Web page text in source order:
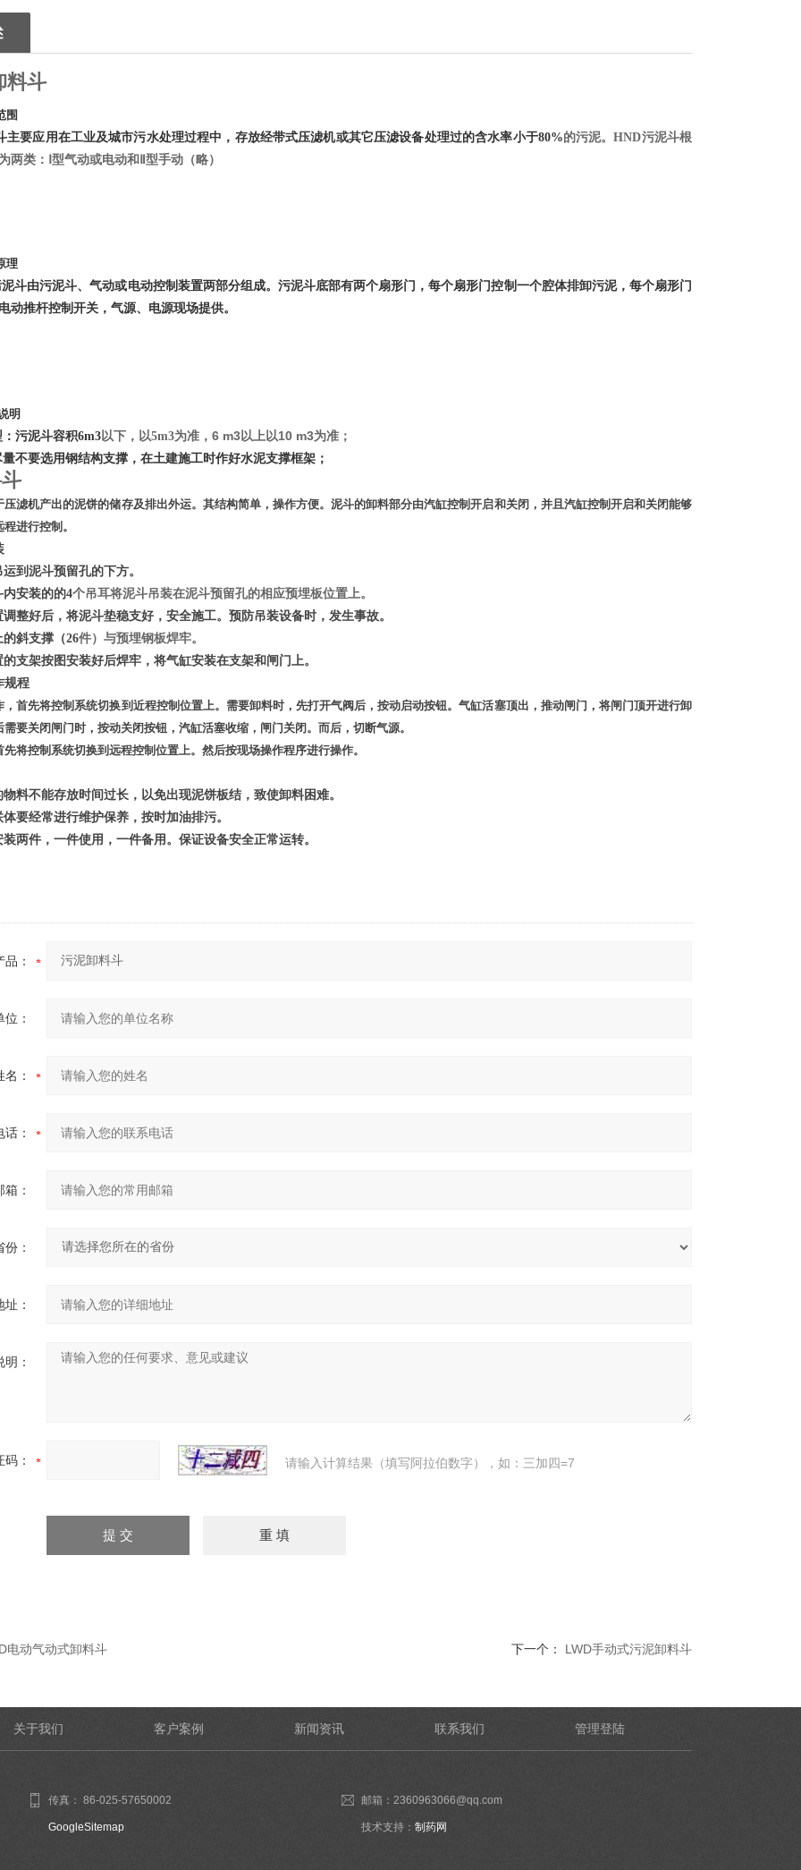
料斗
围
主要应用在工业及城市污水处理过程中，存放经带式压滤机或其它压滤设备处理过的含水率小于80%的污泥。HND污泥斗根
两类：Ⅰ型气动或电动和Ⅱ型手动（略）
理
斗由污泥斗、气动或电动控制装置两部分组成。污泥斗底部有两个扇形门，每个扇形门控制一个腔体排卸污泥，每个扇形门
动推杆控制开关，气源、电源现场提供。
明
污泥斗容积6m3以下，以5m3为准，6 m3以上以10 m3为准；
不要选用钢结构支撑，在土建施工时作好水泥支撑框架；
压滤机产出的泥饼的储存及排出外运。其结构简单，操作方便。泥斗的卸料部分由汽缸控制开启和关闭，并且汽缸控制开启和关闭能够
进行控制。
到泥斗预留孔的下方。
安装的的4个吊耳将泥斗吊装在泥斗预留孔的相应预埋板位置上。
整好后，将泥斗垫稳支好，安全施工。预防吊装设备时，发生事故。
斜支撑（26件）与预埋钢板焊牢。
支架按图安装好后焊牢，将气缸安装在支架和闸门上。
规程
，首先将控制系统切换到近程控制位置上。需要卸料时，先打开气阀后，按动启动按钮。气缸活塞顶出，推动闸门，将闸门顶开进行卸
要关闭闸门时，按动关闭按钮，汽缸活塞收缩，闸门关闭。而后，切断气源。
将控制系统切换到远程控制位置上。然后按现场操作程序进行操作。
料不能存放时间过长，以免出现泥饼板结，致使卸料困难。
要经常进行维护保养，按时加油排污。
两件，一件使用，一件备用。保证设备安全正常运转。
品：
：
：
：
：
份：
：
：
码： 请输入计算结果（填写阿拉伯数字），如：三加四=7
电动气动式卸料斗 下一个： LWD手动式污泥卸料斗
关于我们 客户案例 新闻资讯 联系我们 管理登陆
传真： 86-025-57650002
GoogleSitemap
邮箱：2360963066@qq.com
技术支持： 制药网